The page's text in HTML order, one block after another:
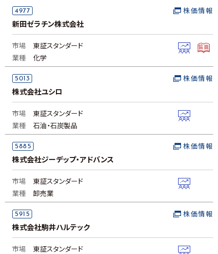
4977
新田ゼラチン株式会社
株価情報
市場
東証スタンダード
業種
化学
5013
株式会社ユシロ
株価情報
市場
東証スタンダード
業種
石油・石炭製品
5885
株式会社ジーデップ・アドバンス
株価情報
市場
東証スタンダード
業種
卸売業
5915
株式会社駒井ハルテック
株価情報
市場
東証スタンダード